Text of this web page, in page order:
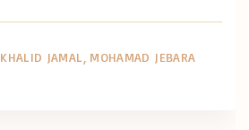
KHALID JAMAL MOHAMAD JEBARA